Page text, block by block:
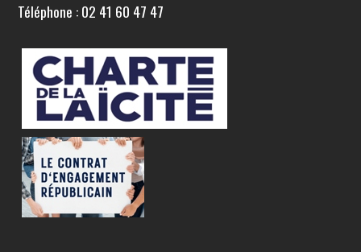
Téléphone : 02 41 60 47 47